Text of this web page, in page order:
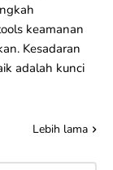
keamanan
Kesadaran
adalah kunci
Lebih lama